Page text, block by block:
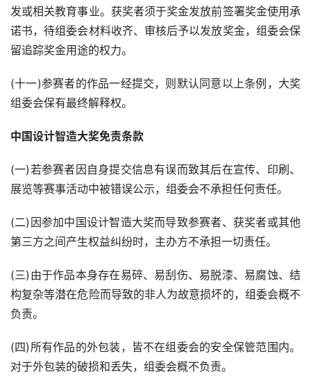
发或相关教育事业。获奖者须于奖金发放前签署奖金使用承
诺书，待组委会材料收齐、审核后予以发放奖金，组委会保
留追踪奖金用途的权力。
(十一)参赛者的作品一经提交，则默认同意以上条例，大奖
组委会保有最终解释权。
中国设计智造大奖免责条款
(一)若参赛者因自身提交信息有误而致其后在宣传、印刷、
展览等赛事活动中被错误公示，组委会不承担任何责任。
(二)因参加中国设计智造大奖而导致参赛者、获奖者或其他
第三方之间产生权益纠纷时，主办方不承担一切责任。
(三)由于作品本身存在易碎、易刮伤、易脱漆、易腐蚀、结
构复杂等潜在危险而导致的非人为故意损坏的，组委会概不
负责。
(四)所有作品的外包装，皆不在组委会的安全保管范围内。
对于外包装的破损和丢失，组委会概不负责。